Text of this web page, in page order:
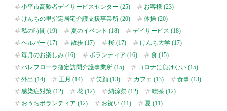
小平市高齢者デイサービスセンター (25)
お客様 (23)
けんちの里指定居宅介護支援事業所 (20)
体操 (20)
私の時間 (19)
夏のイベント (18)
デイサービス (18)
ヘルパー (17)
散歩 (17) 桜 (17)
けんち大学 (17)
毎月のお楽しみ (16)
ボランティア (16)
食 (15)
パレフローラ指定訪問介護事業所 (15)
コロナに負けない (15)
外出 (14)
正月 (14) 笑顔 (13) カフェ (13)
食事 (13)
感染症対策 (12)
花 (12) 納涼祭 (12)
喫茶 (12)
おうちボランティア (12)
お祝い (11)
夏 (11)